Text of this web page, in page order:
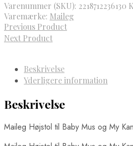
Varenummer (SKU): 2218712236130
Varemærke: Maileg
Previous Product
Next Product
Beskrivelse
Yderligere information
Beskrivelse
Maileg Højstol til Baby Mus og My